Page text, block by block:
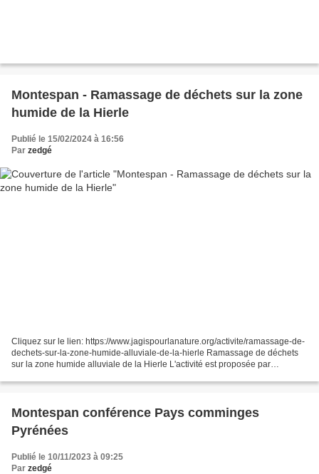
Montespan - Ramassage de déchets sur la zone
humide de la Hierle
Publié le 15/02/2024 à 16:56
Par zedgé
Cliquez sur le lien: https://www.jagispourlanature.org/activite/ramassage-de-
dechets-sur-la-zone-humide-alluviale-de-la-hierle Ramassage de déchets
sur la zone humide alluviale de la Hierle L'activité est proposée par
Montespan conférence Pays comminges
Pyrénées
Publié le 10/11/2023 à 09:25
Par zedgé